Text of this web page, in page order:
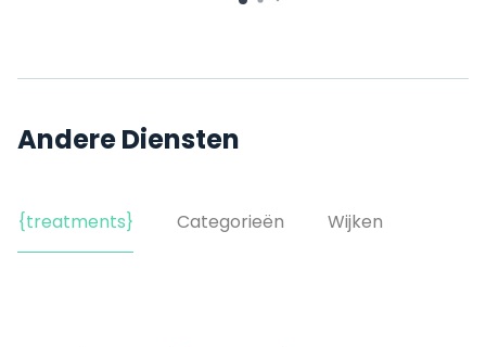
Andere Diensten
{treatments} Categorieën Wijken